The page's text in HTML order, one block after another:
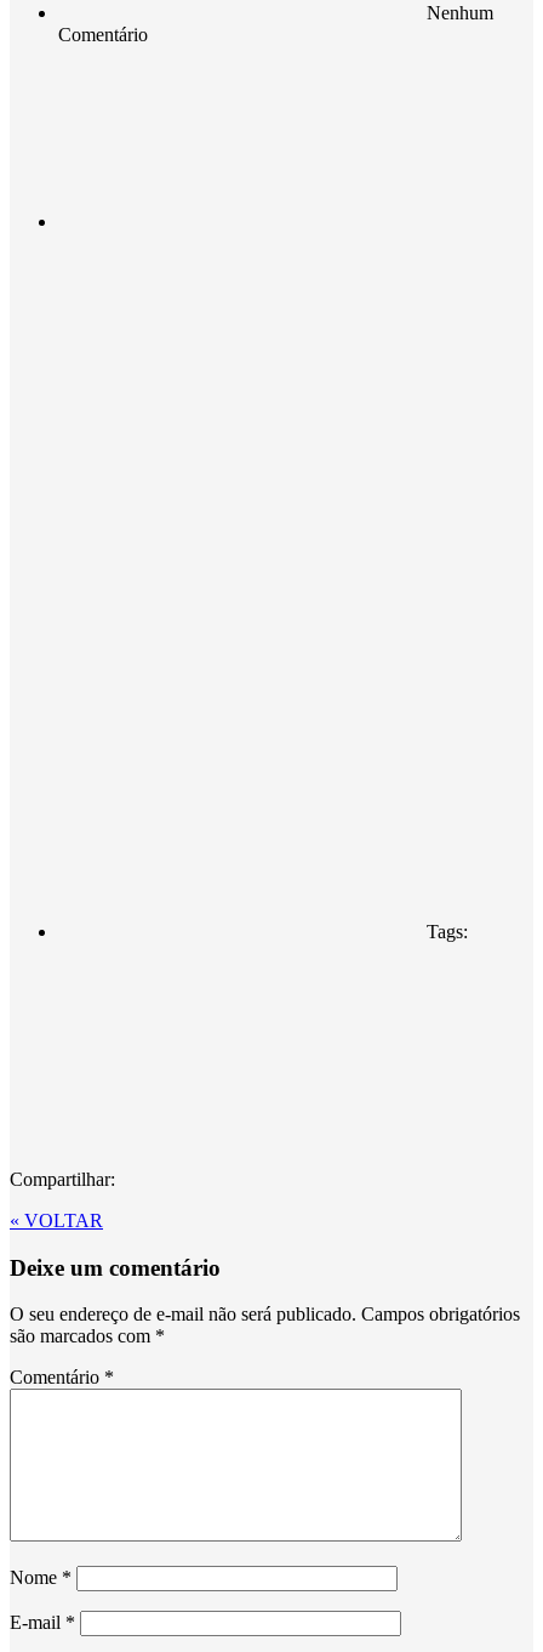
Nenhum
Comentário
Tags:
Compartilhar:
« VOLTAR
Deixe um comentário
O seu endereço de e-mail não será publicado. Campos obrigatórios
são marcados com *
Comentário *
Nome *
E-mail *